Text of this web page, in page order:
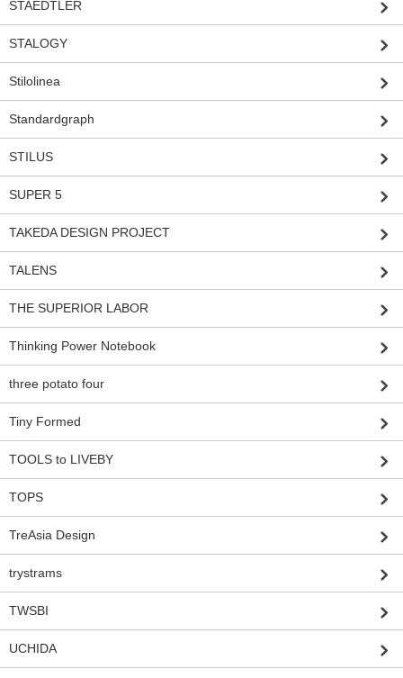
STAEDTLER
STALOGY
Stilolinea
Standardgraph
STILUS
SUPER 5
TAKEDA DESIGN PROJECT
TALENS
THE SUPERIOR LABOR
Thinking Power Notebook
three potato four
Tiny Formed
TOOLS to LIVEBY
TOPS
TreAsia Design
trystrams
TWSBI
UCHIDA